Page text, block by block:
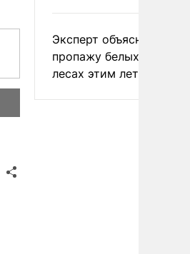
Эксперт объяснил
пропажу белых грибов
лесах этим летом